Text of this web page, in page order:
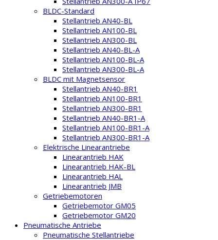
BLDC-Standard
Stellantrieb AN40-BL
Stellantrieb AN100-BL
Stellantrieb AN300-BL
Stellantrieb AN40-BL-A
Stellantrieb AN100-BL-A
Stellantrieb AN300-BL-A
BLDC mit Magnetsensor
Stellantrieb AN40-BR1
Stellantrieb AN100-BR1
Stellantrieb AN300-BR1
Stellantrieb AN40-BR1-A
Stellantrieb AN100-BR1-A
Stellantrieb AN300-BR1-A
Elektrische Linearantriebe
Linearantrieb HAK
Linearantrieb HAK-BL
Linearantrieb HAL
Linearantrieb JMB
Getriebemotoren
Getriebemotor GM05
Getriebemotor GM20
Pneumatische Antriebe
Pneumatische Stellantriebe